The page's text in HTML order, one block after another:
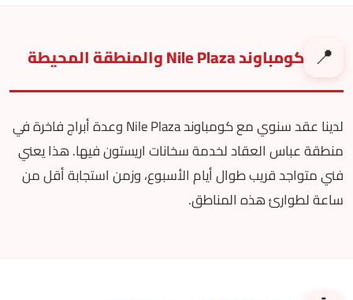
📍 كومباوند Nile Plaza والمنطقة المحيطة
لدينا عقد سنوي مع كومباوند Nile Plaza وعدة أبراج فاخرة في
منطقة عباس العقاد لخدمة سخانات اريستون فيها. هذا يعني
فني متواجد قريب طوال أيام الأسبوع، وزمن استجابة أقل من
ساعة لطوارئ هذه المناطق.